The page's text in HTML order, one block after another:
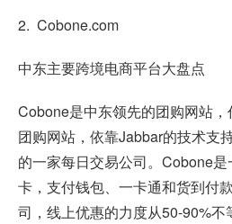
2. Cobone.com
中东主要跨境电商平台大盘点
Cobone是中东领先的团购网站
团购网站，依靠Jabbar的技术支
的一家每日交易公司。Cobone
卡，支付钱包、一卡通和货到付
司，线上优惠的力度从50-90%不